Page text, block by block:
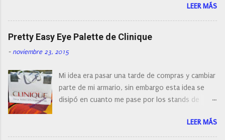
o
con diferentes características, a pilas, a batería,
cepillos de rotación o de oscilación... y
naturalmente de todos los precios. Existe en la
actualidad tal variedad, que antes de hacer la
compra debemos de hacernos unas preguntas:
post os voy a dar mi opinión de porque elegí mi
cepillo facial de Clinique
LEER MÁS
Pretty Easy Eye Palette de Clinique
- noviembre 23, 2015
Mi idea era pasar una tarde de compras y cambiar
parte de mi armario, sin embargo esta idea se
disipó en cuanto me pase por los stands de
resistirse a esta paleta de colores de Clinique.
LEER MÁS